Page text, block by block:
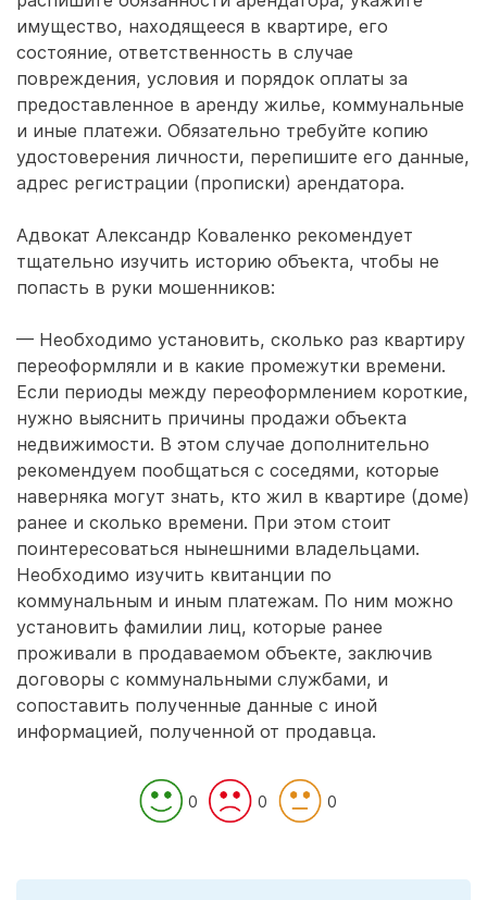
имущество, находящееся в квартире, его
состояние, ответственность в случае
повреждения, условия и порядок оплаты за
предоставленное в аренду жилье, коммунальные
и иные платежи. Обязательно требуйте копию
удостоверения личности, перепишите его данные,
адрес регистрации (прописки) арендатора.
Адвокат Александр Коваленко рекомендует
тщательно изучить историю объекта, чтобы не
попасть в руки мошенников:
— Необходимо установить, сколько раз квартиру
переоформляли и в какие промежутки времени.
Если периоды между переоформлением короткие,
нужно выяснить причины продажи объекта
недвижимости. В этом случае дополнительно
рекомендуем пообщаться с соседями, которые
наверняка могут знать, кто жил в квартире (доме)
ранее и сколько времени. При этом стоит
поинтересоваться нынешними владельцами.
Необходимо изучить квитанции по
коммунальным и иным платежам. По ним можно
установить фамилии лиц, которые ранее
проживали в продаваемом объекте, заключив
договоры с коммунальными службами, и
сопоставить полученные данные с иной
информацией, полученной от продавца.
0 0 0